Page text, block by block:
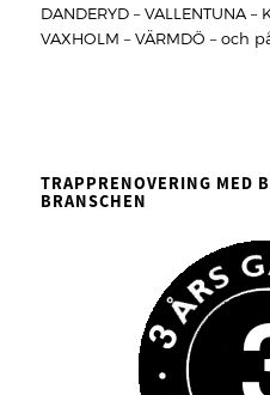
DANDERYD – VALLENTUNA –
VAXHOLM – VÄRMDÖ – och
TRAPPRENOVERING MED
BRANSCHEN